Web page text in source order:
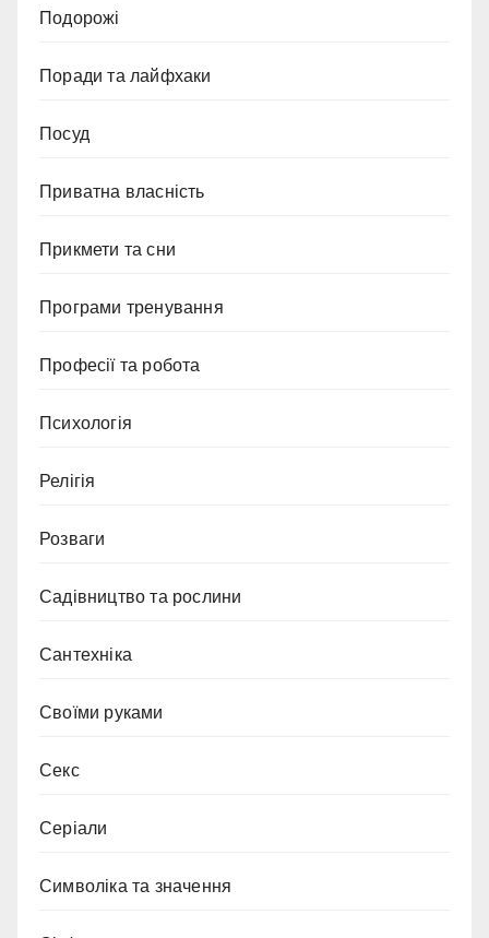
Подорожі
Поради та лайфхаки
Посуд
Приватна власність
Прикмети та сни
Програми тренування
Професії та робота
Психологія
Релігія
Розваги
Садівництво та рослини
Сантехніка
Своїми руками
Секс
Серіали
Символіка та значення